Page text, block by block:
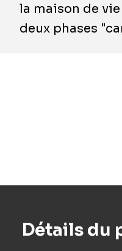
la maison de
deux phases
Détails du